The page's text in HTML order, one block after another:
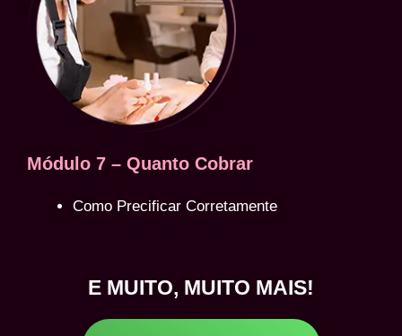
Módulo 7 – Quanto Cobrar
Como Precificar Corretamente
E MUITO, MUITO MAIS!